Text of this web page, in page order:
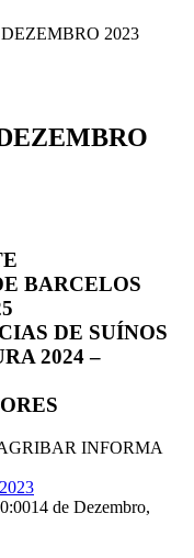
2023
BARCELOS
DE SUÍNOS
2024 –
INFORMA
14 de Dezembro,